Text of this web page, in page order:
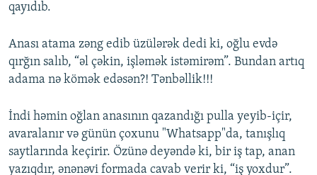
qayıdıb.
Anası atama zəng edib üzülərək dedi ki, oğlu evdə
qırğın salıb, “əl çəkin, işləmək istəmirəm”. Bundan artıq
adama nə kömək edəsən?! Tənbəllik!!!
İndi həmin oğlan anasının qazandığı pulla yeyib-içir,
avaralanır və günün çoxunu "Whatsapp"da, tanışlıq
saytlarında keçirir. Özünə deyəndə ki, bir iş tap, anan
yazıqdır, ənənəvi formada cavab verir ki, “iş yoxdur”.